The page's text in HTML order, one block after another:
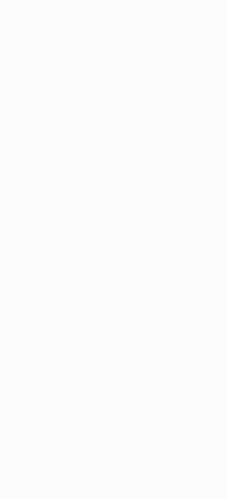
využití jednotlivých
druhá nedostatečně
i pro